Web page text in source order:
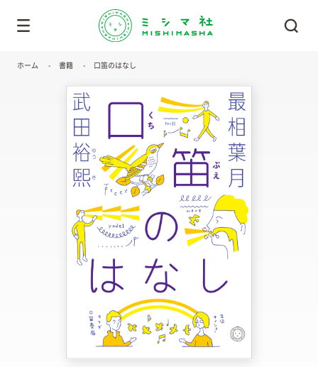
ホーム 書籍 口笛のはなし